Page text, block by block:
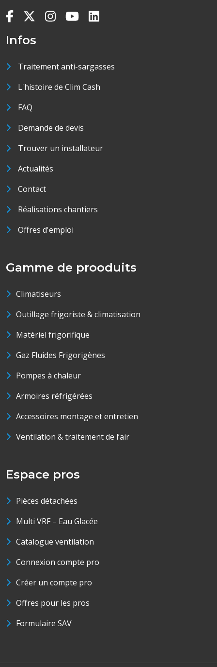
Infos
Traitement anti-sargasses
L'histoire de Clim Cash
FAQ
Demande de devis
Trouver un installateur
Actualités
Contact
Réalisations chantiers
Offres d'emploi
Gamme de prooduits
Climatiseurs
Outillage frigoriste & climatisation
Matériel frigorifique
Gaz Fluides Frigorigènes
Pompes à chaleur
Armoires réfrigérées
Accessoires montage et entretien
Ventilation & traitement de l’air
Espace pros
Pièces détachées
Multi VRF – Eau Glacée
Catalogue ventilation
Connexion compte pro
Créer un compte pro
Offres pour les pros
Formulaire SAV